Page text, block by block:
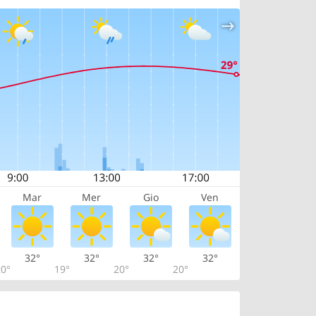
Mar Mer Gio Ven
32°
19°
32°
20°
32°
20°
32°